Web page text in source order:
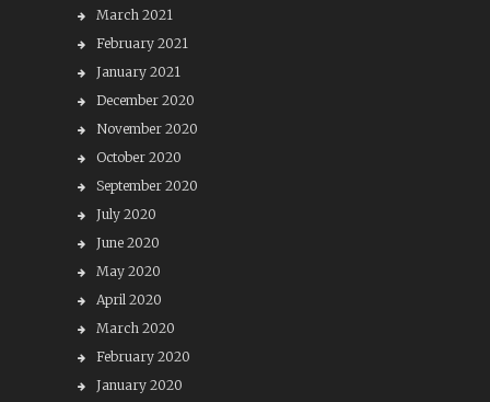
March 2021
February 2021
January 2021
December 2020
November 2020
October 2020
September 2020
July 2020
June 2020
May 2020
April 2020
March 2020
February 2020
January 2020